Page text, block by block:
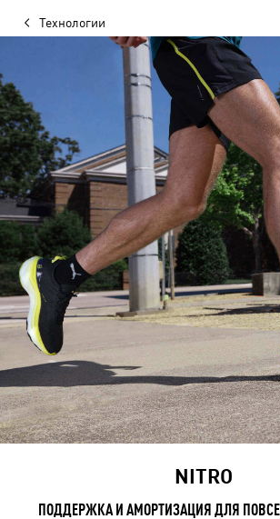
Технологии
NITRO
ПОДДЕРЖКА И АМОРТИЗАЦИЯ ДЛЯ